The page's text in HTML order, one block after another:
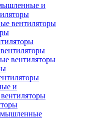
и
вентиляторы
вентиляторы
и